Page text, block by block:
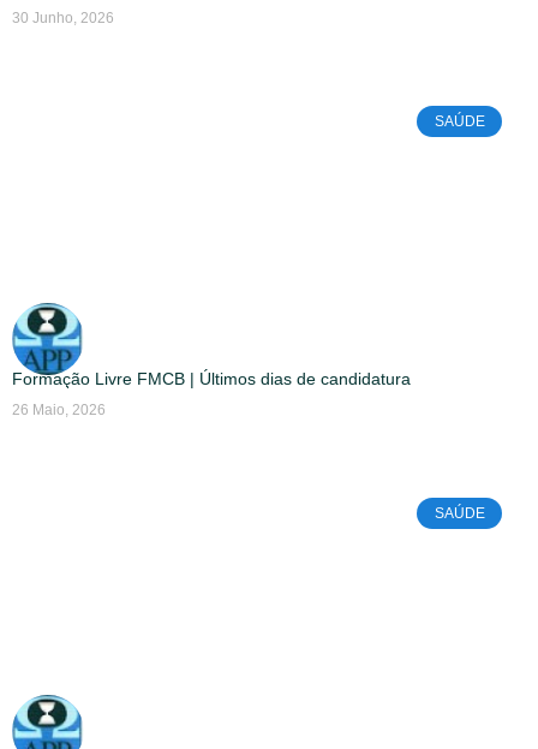
30 Junho, 2026
SAÚDE
Formação Livre FMCB | Últimos dias de candidatura
26 Maio, 2026
SAÚDE